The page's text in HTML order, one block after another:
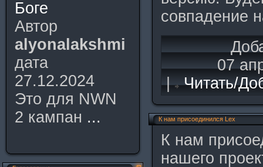
Боге
Автор
alyonalakshmi
дата
27.12.2024
Это для NWN
2 кампан ...
совпадение
07
| Читать/
К нам присоединился Lex
К нам
нашего